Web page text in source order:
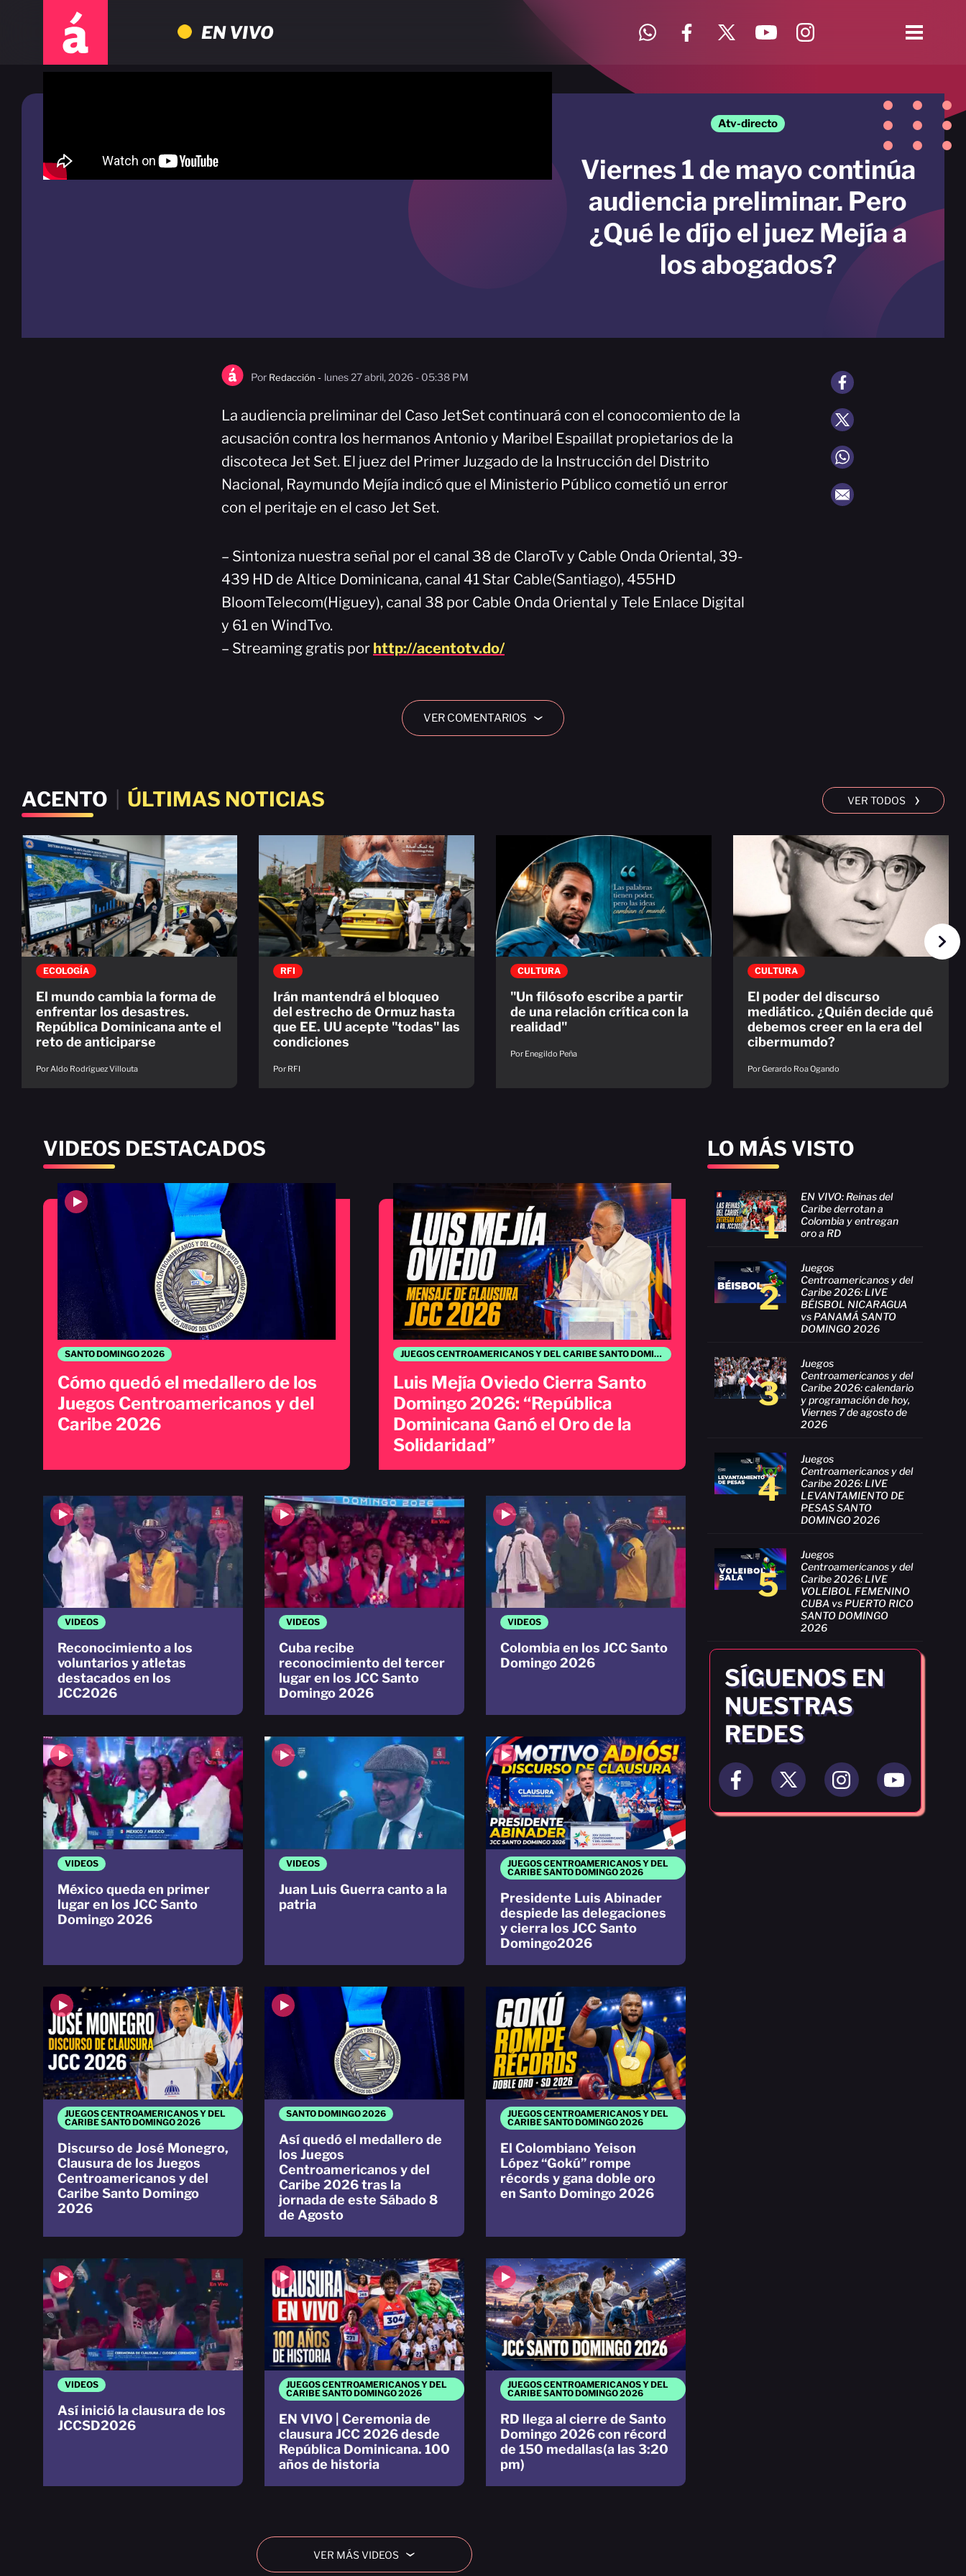
EN VIVO
Atv-directo
Viernes 1 de mayo continúa
audiencia preliminar. Pero
¿Qué le díjo el juez Mejía a
los abogados?
Por Redacción - lunes 27 abril, 2026 - 05:38 PM
La audiencia preliminar del Caso JetSet continuará con el conocomiento de la
acusación contra los hermanos Antonio y Maribel Espaillat propietarios de la
discoteca Jet Set. El juez del Primer Juzgado de la Instrucción del Distrito
Nacional, Raymundo Mejía indicó que el Ministerio Público cometió un error
con el peritaje en el caso Jet Set.
– Sintoniza nuestra señal por el canal 38 de ClaroTv y Cable Onda Oriental, 39-
439 HD de Altice Dominicana, canal 41 Star Cable(Santiago), 455HD
BloomTelecom(Higuey), canal 38 por Cable Onda Oriental y Tele Enlace Digital
y 61 en WindTvo.
– Streaming gratis por http://acentotv.do/
VER COMENTARIOS ›
ACENTO ÚLTIMAS NOTICIAS VER TODOS ›
ECOLOGÍA
El mundo cambia la forma de
enfrentar los desastres.
República Dominicana ante el
reto de anticiparse
Por Aldo Rodríguez Villouta
RFI
Irán mantendrá el bloqueo
del estrecho de Ormuz hasta
que EE. UU acepte "todas" las
condiciones
Por RFI
CULTURA
"Un filósofo escribe a partir
de una relación crítica con la
realidad"
Por Enegildo Peña
CULTURA
El poder del discurso
mediático. ¿Quién decide qué
debemos creer en la era del
cibermumdo?
Por Gerardo Roa Ogando
LO MÁS VISTO
1
EN VIVO: Reinas del
Caribe derrotan a
Colombia y entregan
oro a RD
2
Juegos
Centroamericanos y del
Caribe 2026: LIVE
BÉISBOL NICARAGUA
vs PANAMÁ SANTO
DOMINGO 2026
3
Juegos
Centroamericanos y del
Caribe 2026: calendario
y programación de hoy,
Viernes 7 de agosto de
2026
4
Juegos
Centroamericanos y del
Caribe 2026: LIVE
LEVANTAMIENTO DE
PESAS SANTO
DOMINGO 2026
5
Juegos
Centroamericanos y del
Caribe 2026: LIVE
VOLEIBOL FEMENINO
CUBA vs PUERTO RICO
SANTO DOMINGO
2026
SÍGUENOS EN
NUESTRAS
REDES
VIDEOS DESTACADOS
SANTO DOMINGO 2026
Cómo quedó el medallero de los
Juegos Centroamericanos y del
Caribe 2026
JUEGOS CENTROAMERICANOS Y DEL CARIBE SANTO DOMINGO 2026
Luis Mejía Oviedo Cierra Santo
Domingo 2026: “República
Dominicana Ganó el Oro de la
Solidaridad”
VIDEOS
Reconocimiento a los
voluntarios y atletas
destacados en los
JCC2026
VIDEOS
Cuba recibe
reconocimiento del tercer
lugar en los JCC Santo
Domingo 2026
VIDEOS
Colombia en los JCC Santo
Domingo 2026
VIDEOS
México queda en primer
lugar en los JCC Santo
Domingo 2026
VIDEOS
Juan Luis Guerra canto a la
patria
JUEGOS CENTROAMERICANOS Y DEL
CARIBE SANTO DOMINGO 2026
Presidente Luis Abinader
despiede las delegaciones
y cierra los JCC Santo
Domingo2026
JUEGOS CENTROAMERICANOS Y DEL
CARIBE SANTO DOMINGO 2026
Discurso de José Monegro,
Clausura de los Juegos
Centroamericanos y del
Caribe Santo Domingo
2026
SANTO DOMINGO 2026
Así quedó el medallero de
los Juegos
Centroamericanos y del
Caribe 2026 tras la
jornada de este Sábado 8
de Agosto
JUEGOS CENTROAMERICANOS Y DEL
CARIBE SANTO DOMINGO 2026
El Colombiano Yeison
López “Gokú” rompe
récords y gana doble oro
en Santo Domingo 2026
VIDEOS
Así inició la clausura de los
JCCSD2026
JUEGOS CENTROAMERICANOS Y DEL
CARIBE SANTO DOMINGO 2026
EN VIVO | Ceremonia de
clausura JCC 2026 desde
República Dominicana. 100
años de historia
JUEGOS CENTROAMERICANOS Y DEL
CARIBE SANTO DOMINGO 2026
RD llega al cierre de Santo
Domingo 2026 con récord
de 150 medallas(a las 3:20
pm)
VER MÁS VIDEOS ›